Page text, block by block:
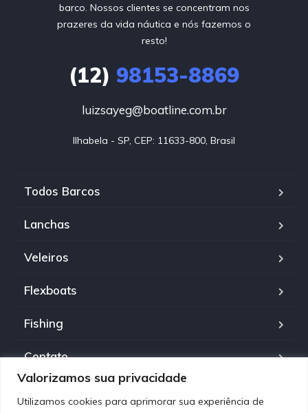
Valorizamos sua privacidade
Utilizamos cookies para aprimorar sua experiência de
barco. Nossos clientes se concentram nos
prazeres da vida náutica e nós fazemos o
resto!
(12) 98153-8869
luizsayeg@boatline.com.br
Ilhabela - SP, CEP: 11633-800, Brasil
Todos Barcos
Lanchas
Veleiros
Flexboats
Fishing
Contato
Política de Privacidade